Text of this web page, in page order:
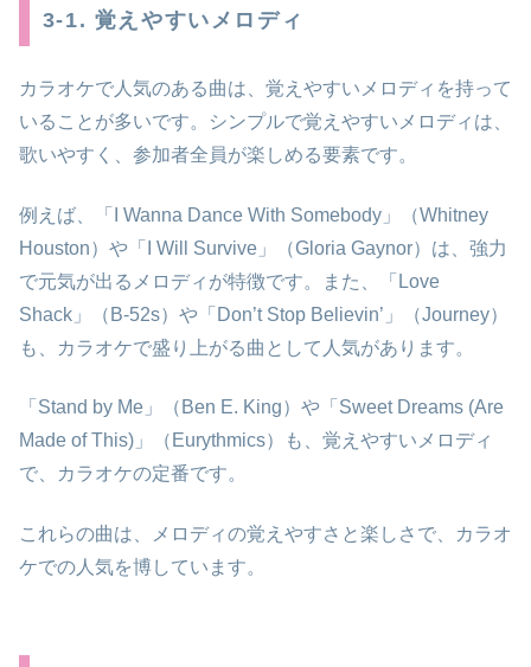
3-1. 覚えやすいメロディ
カラオケで人気のある曲は、覚えやすいメロディを持って
いることが多いです。シンプルで覚えやすいメロディは、
歌いやすく、参加者全員が楽しめる要素です。
例えば、「I Wanna Dance With Somebody」（Whitney
Houston）や「I Will Survive」（Gloria Gaynor）は、強力
で元気が出るメロディが特徴です。また、「Love
Shack」（B-52s）や「Don’t Stop Believin’」（Journey）
も、カラオケで盛り上がる曲として人気があります。
「Stand by Me」（Ben E. King）や「Sweet Dreams (Are
Made of This)」（Eurythmics）も、覚えやすいメロディ
で、カラオケの定番です。
これらの曲は、メロディの覚えやすさと楽しさで、カラオ
ケでの人気を博しています。